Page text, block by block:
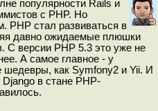
популярности Rails и
с PHP. Но
PHP стал развиваться в
давно ожидаемые плюшки
С версии PHP 5.3 это уже не
А самое главное - у
шедевры, как Symfony2 и Yii. И
в стане PHP-